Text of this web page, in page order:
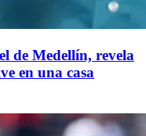
de Medellín, revela
en una casa